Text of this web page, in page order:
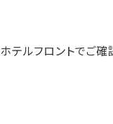
テルフロントでご確